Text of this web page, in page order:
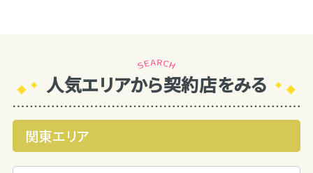
人気エリアから契約店をみる
関東エリア